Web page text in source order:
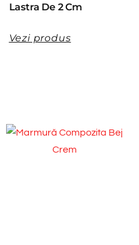
Lastra De 2 Cm
Vezi produs